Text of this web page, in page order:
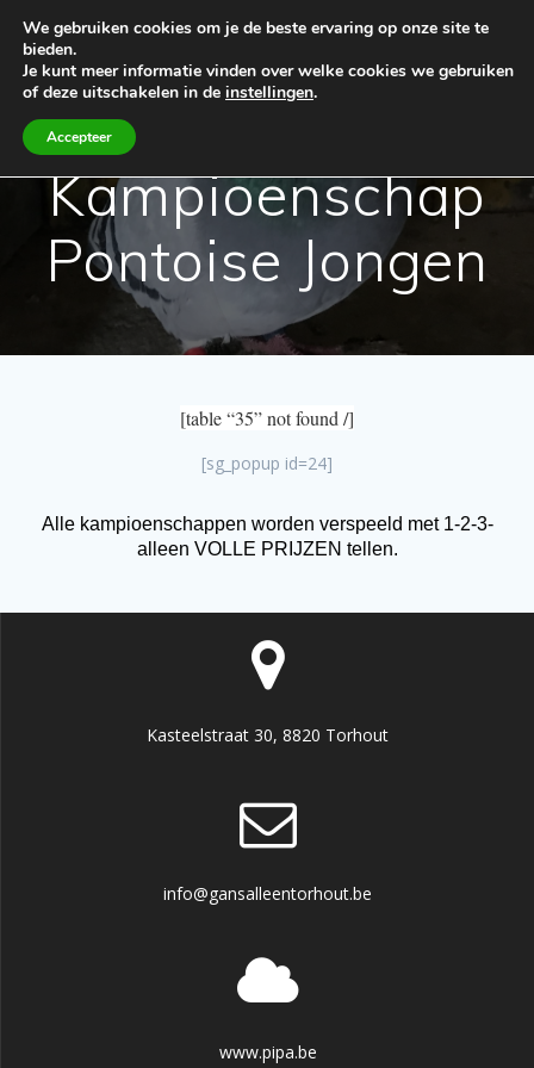
naar
inhoud
Kampioenschap
Pontoise Jongen
[table “35” not found /]
[sg_popup id=24]
Alle kampioenschappen worden verspeeld met 1-2-3-
alleen VOLLE PRIJZEN tellen.
Kasteelstraat 30, 8820 Torhout
info@gansalleentorhout.be
www.pipa.be
We gebruiken cookies om je de beste ervaring op onze site te
bieden.
Je kunt meer informatie vinden over welke cookies we gebruiken
of deze uitschakelen in de instellingen.
Accepteer